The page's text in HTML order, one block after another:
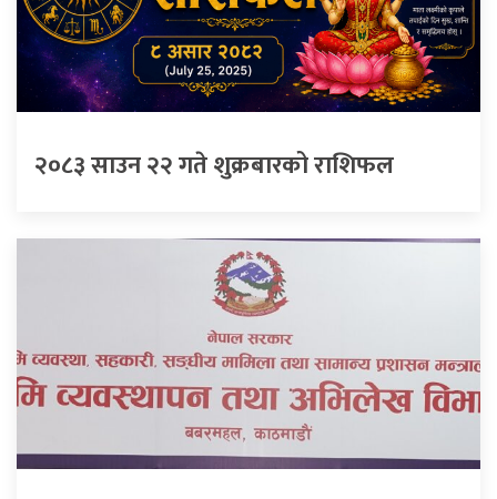
२०८३ साउन २२ गते शुक्रबारको राशिफल